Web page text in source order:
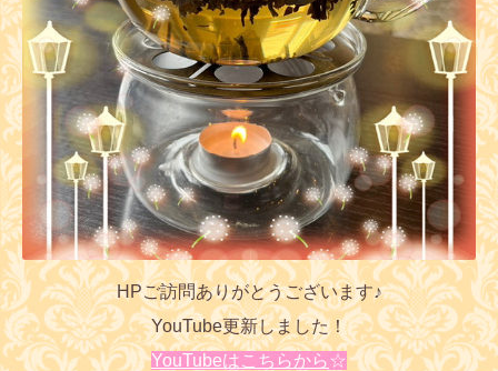
HPご訪問ありがとうございます♪
YouTube更新しました！
YouTubeはこちらから☆